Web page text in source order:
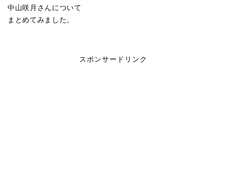
中山咲月さんについて
まとめてみました。
スポンサードリンク